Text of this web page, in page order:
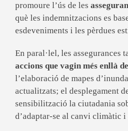
promoure l’ús de les
què les indemnitzacions es
esdeveniments i les pèrdues
En paral·lel, les assegurances
accions que vagin més enllà
l’elaboració de mapes
actualitzats; el desplegament
sensibilització la ciutadania
d’adaptar-se al canvi climàtic